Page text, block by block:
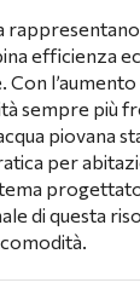
efficienza
sempre più
piovana
per
di questa